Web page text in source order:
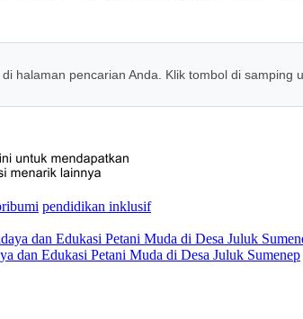
halaman pencarian Anda. Klik tombol di samping
pendidikan inklusif
dan Edukasi Petani Muda di Desa Juluk Sumenep